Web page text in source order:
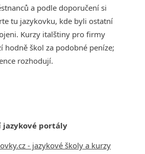
a podle doporučení si
tu jazykovku, kde byli ostatní
Kurzy italštiny pro firmy
hodně škol za podobné peníze;
rozhodují.
jazykové portály
- jazykové školy a kurzy